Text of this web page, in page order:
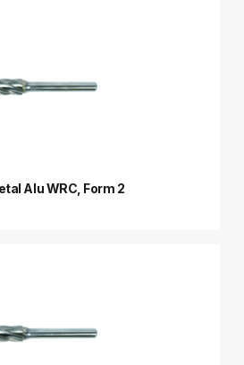
Alu WRC, Form 2